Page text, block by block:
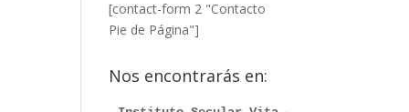
[contact-form 2 "Contacto
Pie de Página"]
Nos encontrarás en: